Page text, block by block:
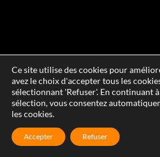
Ce site utilise des cookies pour
avez le choix d'accepter tous les
sélectionnant 'Refuser'. En continuant
sélection, vous consentez
les cookies.
Accepter Refuser